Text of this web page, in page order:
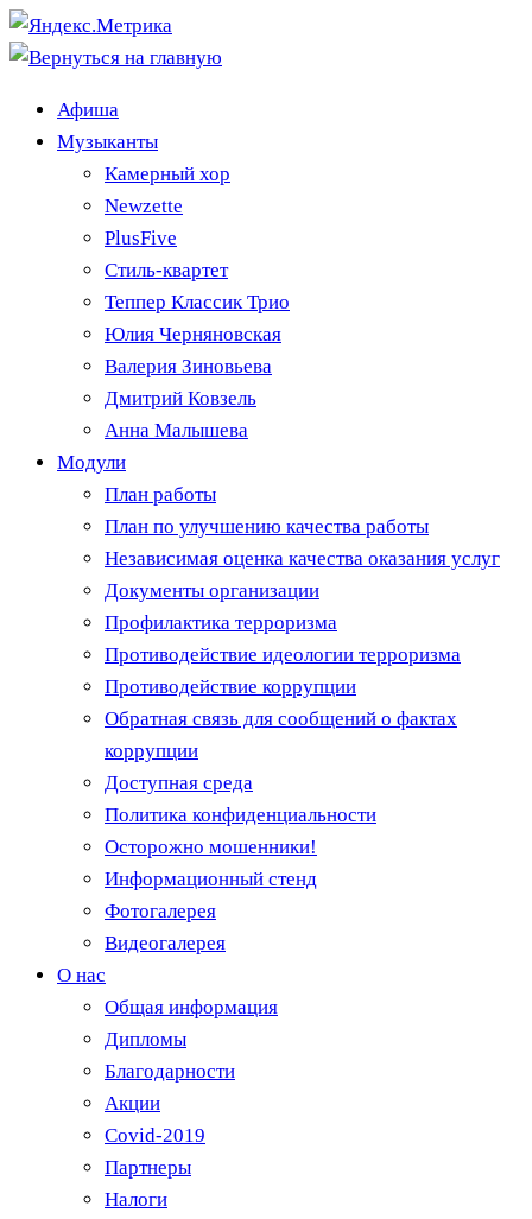
Афиша
Музыканты
Камерный хор
Newzette
PlusFive
Стиль-квартет
Теппер Классик Трио
Юлия Черняновская
Валерия Зиновьева
Дмитрий Ковзель
Анна Малышева
Модули
План работы
План по улучшению качества работы
Независимая оценка качества оказания услуг
Документы организации
Профилактика терроризма
Противодействие идеологии терроризма
Противодействие коррупции
Обратная связь для сообщений о фактах
коррупции
Доступная среда
Политика конфиденциальности
Осторожно мошенники!
Информационный стенд
Фотогалерея
Видеогалерея
О нас
Общая информация
Дипломы
Благодарности
Акции
Covid-2019
Партнеры
Налоги